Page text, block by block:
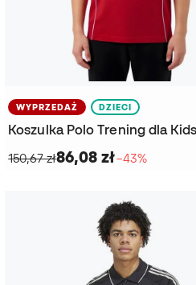
WYPRZEDAŻ DZIECI
150,67 zł86,08 zł−43%